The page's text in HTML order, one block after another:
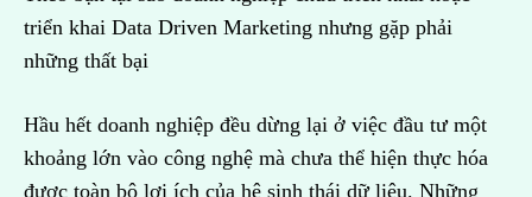
triển khai Data Driven Marketing nhưng gặp phải
những thất bại
Hầu hết doanh nghiệp đều dừng lại ở việc đầu tư một
khoảng lớn vào công nghệ mà chưa thể hiện thực hóa
được toàn bộ lợi ích của hệ sinh thái dữ liệu. Những